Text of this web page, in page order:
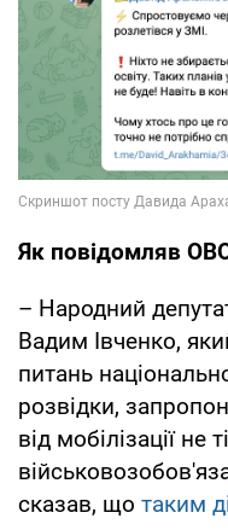
Як повідомляв
– Народний
Вадим Івченко,
питань
розвідки,
від мобілізації не
сказав, що таким